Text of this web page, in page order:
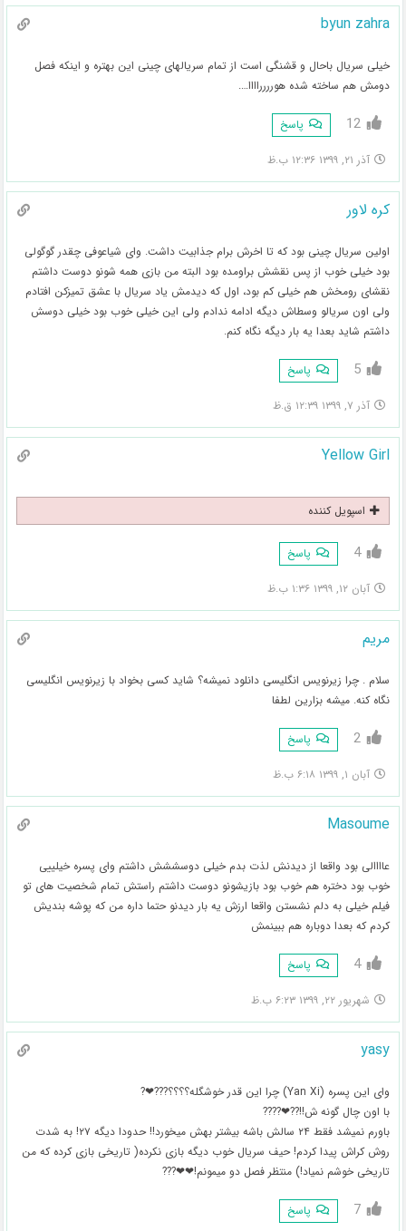
byun zahra
خیلی سریال باحال و قشنگی است از تمام سریالهای چینی این بهتره و اینکه فصل
دومش هم ساخته شده هورررراااا….
12 پاسخ
آذر ۲۱, ۱۳۹۹ ۱۲:۳۶ ب.ظ
کره لاور
اولین سریال چینی بود که تا اخرش برام جذابیت داشت. وای شیاعوفی چقدر گوگولی
بود خیلی خوب از پس نقشش براومده بود البته من بازی همه شونو دوست داشتم
نقشای رومخش هم خیلی کم بود، اول که دیدمش یاد سریال با عشق تمیزکن افتادم
ولی اون سریالو وسطاش دیگه ادامه ندادم ولی این خیلی خوب بود خیلی دوسش
داشتم شاید بعدا یه بار دیگه نگاه کنم.
5 پاسخ
آذر ۷, ۱۳۹۹ ۱۲:۳۹ ق.ظ
Yellow Girl
اسپویل کننده
4 پاسخ
آبان ۱۲, ۱۳۹۹ ۱:۳۶ ب.ظ
مریم
سلام . چرا زیرنویس انگلیسی دانلود نمیشه؟ شاید کسی بخواد با زیرنویس انگلیسی
نگاه کنه. میشه بزارین لطفا
2 پاسخ
آبان ۱, ۱۳۹۹ ۶:۱۸ ب.ظ
Masoume
عاااالی بود واقعا از دیدنش لذت بدم خیلی دوسششش داشتم وای پسره خیلییی
خوب بود دختره هم خوب بود بازیشونو دوست داشتم راستش تمام شخصیت های تو
فیلم خیلی به دلم نشستن واقعا ارزش یه بار دیدنو حتما داره من که پوشه بندیش
کردم که بعدا دوباره هم ببینمش
4 پاسخ
شهریور ۲۲, ۱۳۹۹ ۶:۲۳ ب.ظ
yasy
وای این پسره (Yan Xi) چرا این قدر خوشگله؟؟؟؟???❤?
با اون چال گونه ش!!??❤????
باورم نمیشد فقط ۲۴ سالش باشه بیشتر بهش میخورد!! حدودا دیگه ۲۷! به شدت
روش کراش پیدا کردم! حیف سریال خوب دیگه بازی نکرده( تاریخی بازی کرده که من
تاریخی خوشم نمیاد!) منتظر فصل دو میمونم!❤❤???
7 پاسخ